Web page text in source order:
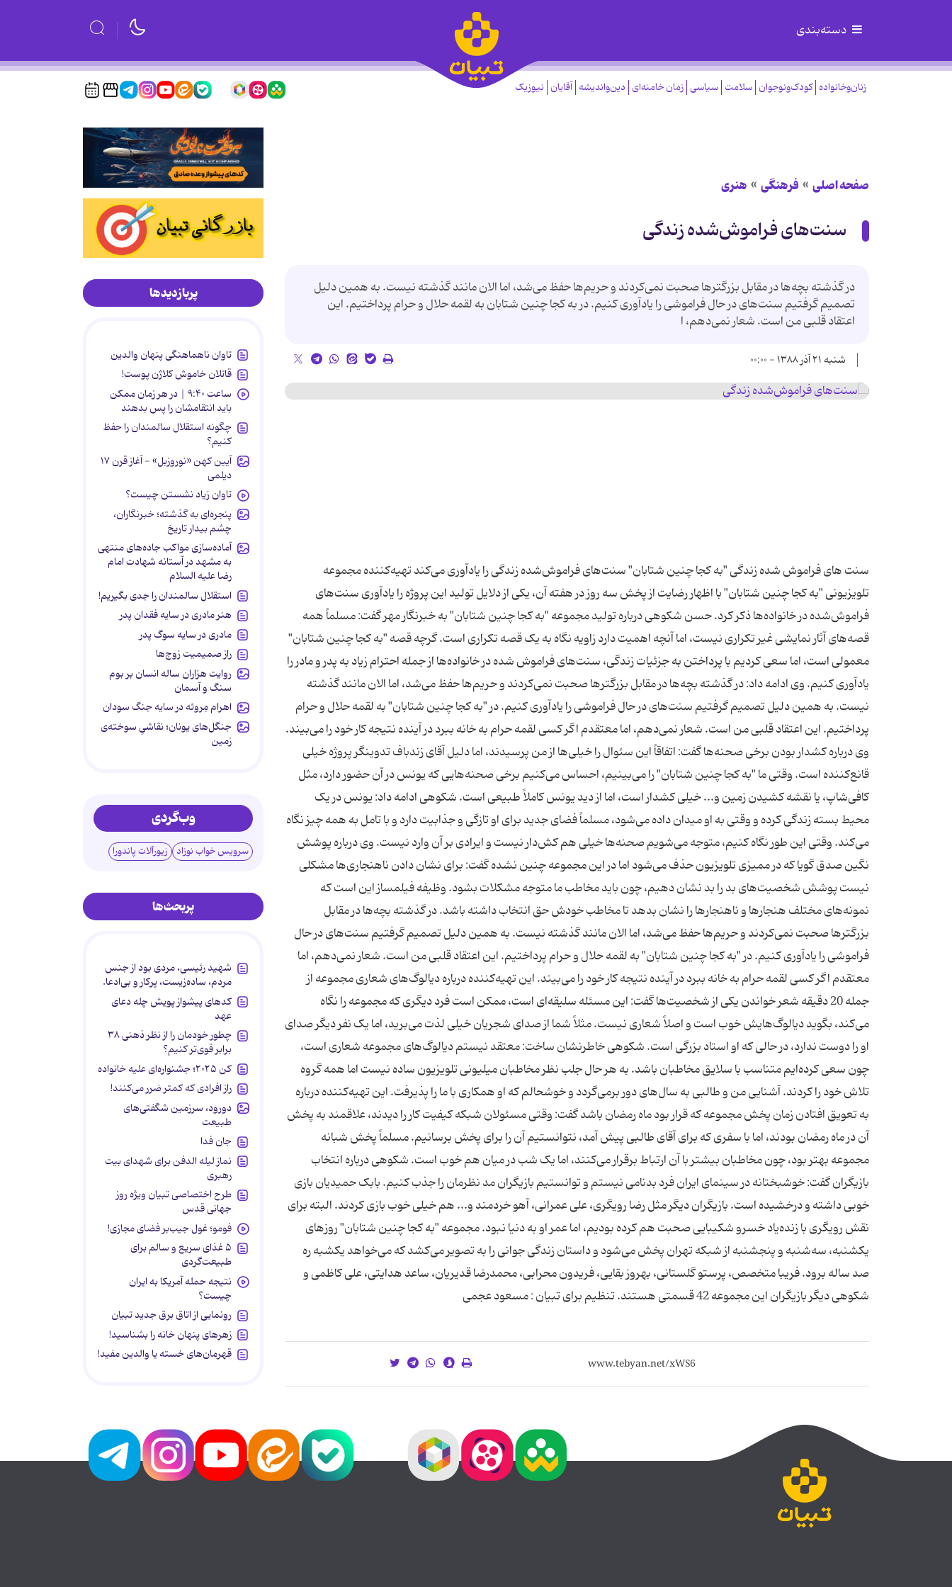
دسته‌بندی
زنان‌وخانواده کودک‌ونوجوان سلامت سیاسی زمان خامنه‌ای دین‌واندیشه آقایان نیوزیک
صفحه اصلی فرهنگی هنری
سنت‌های فراموش‌شده زندگی
در گذشته بچه‌ها در مقابل بزرگترها صحبت نمی‌کردند و حریم‌ها حفظ می‌شد، اما الان مانند گذشته نیست. به همین دلیل
تصمیم گرفتیم سنت‌های در حال فراموشی را یادآوری کنیم. در به کجا چنین شتابان به لقمه حلال و حرام پرداختیم. این
اعتقاد قلبی من است. شعار نمی‌دهم، ا
شنبه ۲۱ آذر ۱۳۸۸ - ۰۰:۰۰
سنت های فراموش شده زندگی "به کجا چنین شتابان" سنت‌های فراموش‌شده زندگی را یادآوری می‌کند تهیه‌کننده مجموعه
تلویزیونی "به کجا چنین شتابان" با اظهار رضایت از پخش سه روز در هفته آن، یکی از دلایل تولید این پروژه را یادآوری سنت‌های
فراموش‌شده در خانواده‌ها ذکر کرد. حسن شکوهی درباره تولید مجموعه "به کجا چنین شتابان" به خبرنگار مهر گفت: مسلماً همه
قصه‌های آثار نمایشی غیر تکراری نیست، اما آنچه اهمیت دارد زاویه نگاه به یک قصه تکراری است. گرچه قصه "به کجا چنین شتابان"
معمولی است، اما سعی کردیم با پرداختن به جزئیات زندگی، سنت‌های فراموش شده در خانواده‌ها از جمله احترام زیاد به پدر و مادر را
یادآوری کنیم. وی ادامه داد: در گذشته بچه‌ها در مقابل بزرگترها صحبت نمی‌کردند و حریم‌ها حفظ می‌شد، اما الان مانند گذشته
نیست. به همین دلیل تصمیم گرفتیم سنت‌های در حال فراموشی را یادآوری کنیم. در "به کجا چنین شتابان" به لقمه حلال و حرام
پرداختیم. این اعتقاد قلبی من است. شعار نمی‌دهم، اما معتقدم اگر کسی لقمه حرام به خانه ببرد در آینده نتیجه کار خود را می‌بیند.
وی درباره کشدار بودن برخی صحنه‌ها گفت: اتفاقاً این سئوال را خیلی‌ها از من پرسیدند، اما دلیل آقای زندباف تدوینگر پروژه خیلی
قانع‌کننده است. وقتی ما "به کجا چنین شتابان" را می‌بینیم، احساس می‌کنیم برخی صحنه‌هایی که یونس در آن حضور دارد، مثل
کافی‌شاپ، یا نقشه‌ کشیدن زمین و... خیلی کشدار است، اما از دید یونس کاملاً طبیعی است. شکوهی ادامه داد: یونس در یک
محیط بسته زندگی کرده و وقتی به او میدان داده می‌شود، مسلماً فضای جدید برای او تازگی و جذابیت دارد و با تامل به همه چیز نگاه
می‌کند. وقتی این طور نگاه کنیم، متوجه می‌شویم صحنه‌ها خیلی هم کش‌دار نیست و ایرادی بر آن وارد نیست. وی درباره پوشش
نگین صدق گویا که در ممیزی تلویزیون حذف می‌شود اما در این مجموعه چنین نشده گفت: برای نشان دادن ناهنجاری‌ها مشکلی
نیست پوشش شخصیت‌های بد را بد نشان دهیم، چون باید مخاطب ما متوجه مشکلات بشود. وظیفه فیلمساز این است که
نمونه‌های مختلف هنجارها و ناهنجارها را نشان بدهد تا مخاطب خودش حق انتخاب داشته باشد. در گذشته بچه‌ها در مقابل
بزرگترها صحبت نمی‌کردند و حریم‌ها حفظ می‌شد، اما الان مانند گذشته نیست. به همین دلیل تصمیم گرفتیم سنت‌های در حال
فراموشی را یادآوری کنیم. در "به کجا چنین شتابان" به لقمه حلال و حرام پرداختیم. این اعتقاد قلبی من است. شعار نمی‌دهم، اما
معتقدم اگر کسی لقمه حرام به خانه ببرد در آینده نتیجه کار خود را می‌بیند. این تهیه‌کننده درباره دیالوگ‌های شعاری مجموعه از
جمله 20 دقیقه شعر خواندن یکی از شخصیت‌ها گفت: این مسئله سلیقه‌ای است، ممکن است فرد دیگری که مجموعه را نگاه
می‌کند، بگوید دیالوگ‌هایش خوب است و اصلاً شعاری نیست. مثلاً شما از صدای شجریان خیلی لذت می‌برید، اما یک نفر دیگر صدای
او را دوست ندارد، در حالی که او استاد بزرگی است. شکوهی خاطرنشان ساخت: معتقد نیستم دیالوگ‌های مجموعه شعاری است،
چون سعی کرده‌ایم متناسب با سلایق مخاطبان باشد. به هر حال جلب نظر مخاطبان میلیونی تلویزیون ساده نیست اما همه گروه
تلاش خود را کردند. آشنایی من و طالبی به سال‌های دور برمی‌گردد و خوشحالم که او همکاری با ما را پذیرفت. این تهیه‌کننده درباره
به تعویق افتادن زمان پخش مجموعه که قرار بود ماه رمضان باشد گفت: وقتی مسئولان شبکه کیفیت کار را دیدند، علاقمند به پخش
آن در ماه رمضان بودند، اما با سفری که برای آقای طالبی پیش آمد، نتوانستیم آن را برای پخش برسانیم. مسلماً پخش شبانه
مجموعه بهتر بود، چون مخاطبان بیشتر با آن ارتباط برقرار می‌کنند، اما یک شب در میان هم خوب است. شکوهی درباره انتخاب
بازیگران گفت: خوشبختانه در سینمای ایران فرد بدنامی نیستم و توانستیم بازیگران مد نظرمان را جذب کنیم. بابک حمیدیان بازی
خوبی داشته و درخشیده است. بازیگران دیگر مثل رضا رویگری، علی عمرانی، آهو خردمند و... هم خیلی خوب بازی کردند. البته برای
نقش رویگری با زنده‌یاد خسرو شکیبایی صحبت هم کرده بودیم، اما عمر او به دنیا نبود. مجموعه "به کجا چنین شتابان" روزهای
یکشنبه، سه‌شنبه و پنجشنبه از شبکه تهران پخش می‌شود و داستان زندگی جوانی را به تصویر می‌کشد که می‌خواهد یکشبه ره
صد ساله برود. فریبا متخصص، پرستو گلستانی، بهروز بقایی، فریدون محرابی، محمدرضا قدیریان، ساعد هدایتی، علی کاظمی و
شکوهی دیگر بازیگران این مجموعه 42 قسمتی هستند. تنظیم برای تبیان : مسعود عجمی
پربازدیدها
تاوان ناهماهنگی پنهان والدین
قاتلان خاموش کلاژن پوست!
ساعت ۹:۴۰ | در هر زمان ممکن
باید انتقامشان را پس بدهند
چگونه استقلال سالمندان را حفظ
کنیم؟
آیین کهن «نوروزبل» - آغاز قرن ۱۷
دیلمی
تاوان زیاد نشستن چیست؟
پنجره‌ای به گذشته؛ خبرنگاران،
چشم بیدار تاریخ
آماده‌سازی مواکب جاده‌های منتهی
به مشهد در آستانه شهادت امام
رضا علیه السلام
استقلال سالمندان را جدی بگیریم!
هنر مادری در سایه‌ فقدان پدر
مادری در سایه سوگ پدر
راز صمیمیت زوج‌ها
روایت هزاران ساله انسان بر بوم
سنگ و آسمان
اهرام مِروئه در سایه جنگ سودان
جنگل‌های یونان؛ نقاشیِ سوخته‌ی
زمین
وب‌گردی
سرویس خواب نوزاد زیورآلات پاندورا
پربحث‌ها
شهید رئیسی، مردی بود از جنس
مردم، ساده‌زیست، پرکار و بی‌ادعا.
کدهای پیشواز پویش چله دعای
عهد
چطور خودمان را از نظر ذهنی ۳۸
برابر قوی‌تر کنیم؟
کن ۲۰۲۵؛ جشنواره‌ای علیه خانواده
راز افرادی که کمتر ضرر می‌کنند!
دورود، سرزمین شگفتی‌های
طبیعت
جان فدا
نماز لیله الدفن برای شهدای بیت
رهبری
طرح اختصاصی تبیان ویژه روز
جهانی قدس
فومو؛ غول جیب‌بر فضای مجازی!
۵ غذای سریع و سالم برای
طبیعت‌گردی
نتیجه حمله آمریکا به ایران
چیست؟
رونمایی از اتاق برق جدید تبیان
زهرهای پنهان خانه را بشناسید!
قهرمان‌های خسته یا والدین مفید!